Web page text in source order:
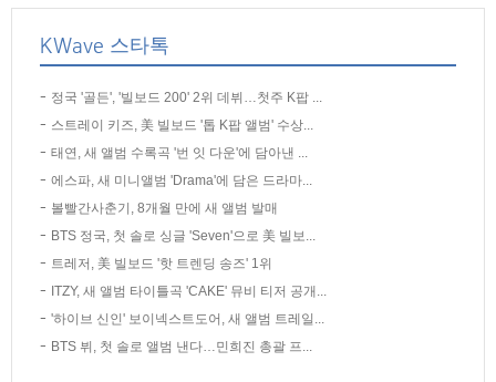
KWave 스타톡
정국 '골든', '빌보드 200' 2위 데뷔…첫주 K팝 ...
스트레이 키즈, 美 빌보드 '톱 K팝 앨범' 수상...
태연, 새 앨범 수록곡 '번 잇 다운'에 담아낸 ...
에스파, 새 미니앨범 'Drama'에 담은 드라마...
볼빨간사춘기, 8개월 만에 새 앨범 발매
BTS 정국, 첫 솔로 싱글 'Seven'으로 美 빌보...
트레저, 美 빌보드 '핫 트렌딩 송즈' 1위
ITZY, 새 앨범 타이틀곡 'CAKE' 뮤비 티저 공개...
'하이브 신인' 보이넥스트도어, 새 앨범 트레일...
BTS 뷔, 첫 솔로 앨범 낸다…민희진 총괄 프...